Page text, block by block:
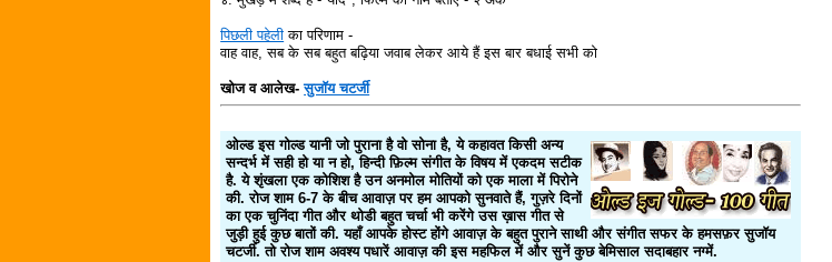
पिछली पहेली का परिणाम -
वाह वाह, सब के सब बहुत बढ़िया जवाब लेकर आये हैं इस बार बधाई सभी को
खोज व आलेख-सुजॉय चटर्जी
ओल्ड इस गोल्ड यानी जो पुराना है वो सोना है, ये कहावत किसी अन्य
सन्दर्भ में सही हो या न हो, हिन्दी फ़िल्म संगीत के विषय में एकदम सटीक
है. ये शृंखला एक कोशिश है उन अनमोल मोतियों को एक माला में पिरोने
की. रोज शाम 6-7 के बीच आवाज़ पर हम आपको सुनवाते हैं, गुज़रे दिनों
का एक चुनिंदा गीत और थोडी बहुत चर्चा भी करेंगे उस ख़ास गीत से
जुड़ी हुई कुछ बातों की. यहाँ आपके होस्ट होंगे आवाज़ के बहुत पुराने साथी और संगीत सफर के हमसफ़र सुजॉय
चटर्जी. तो रोज शाम अवश्य पधारें आवाज़ की इस महफिल में और सुनें कुछ बेमिसाल सदाबहार नग्में.